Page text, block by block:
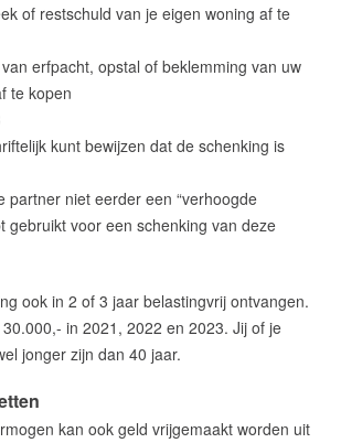
of restschuld van je eigen woning af te
erfpacht, opstal of beklemming van uw
te kopen
kunt bewijzen dat de schenking is
partner niet eerder een “verhoogde
gebruikt voor een schenking van deze
ook in 2 of 3 jaar belastingvrij ontvangen.
in 2021, 2022 en 2023. Jij of je
jonger zijn dan 40 jaar.
kan ook geld vrijgemaakt worden uit